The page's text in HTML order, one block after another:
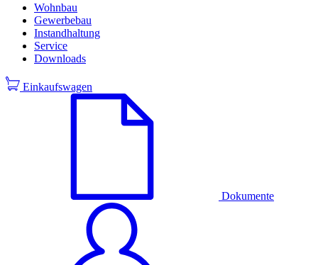
Wohnbau
Gewerbebau
Instandhaltung
Service
Downloads
Einkaufswagen
Dokumente